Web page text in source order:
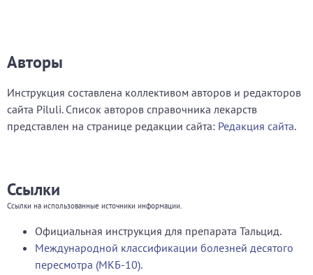
Авторы
Инструкция составлена коллективом авторов и редакторов
сайта Piluli. Список авторов справочника лекарств
представлен на странице редакции сайта: Редакция сайта.
Ссылки
Ссылки на использованные источники информации.
Официальная инструкция для препарата Тальцид.
Международной классификации болезней десятого
пересмотра (МКБ-10).